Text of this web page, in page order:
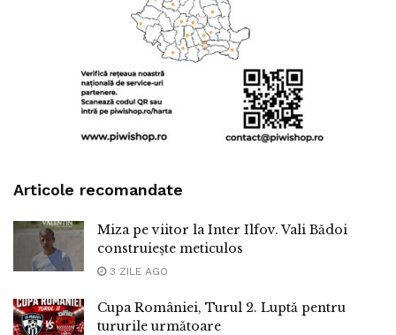
Articole recomandate
Miza pe viitor la Inter Ilfov. Vali Bădoi
construiește meticulos
3 ZILE AGO
Cupa României, Turul 2. Luptă pentru
tururile următoare